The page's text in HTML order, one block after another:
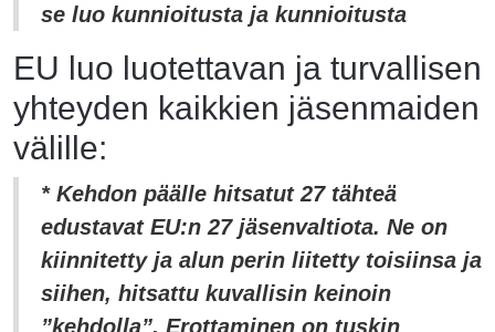
se luo kunnioitusta ja kunnioitusta
EU luo luotettavan ja turvallisen
yhteyden kaikkien jäsenmaiden
välille:
* Kehdon päälle hitsatut 27 tähteä
edustavat EU:n 27 jäsenvaltiota. Ne on
kiinnitetty ja alun perin liitetty toisiinsa ja
siihen, hitsattu kuvallisin keinoin
”kehdolla”. Erottaminen on tuskin